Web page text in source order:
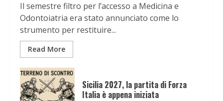
Il semestre filtro per l’accesso a Medicina e
Odontoiatria era stato annunciato come lo
strumento per restituire...
Read More
Sicilia 2027, la partita di Forza
Italia è appena iniziata